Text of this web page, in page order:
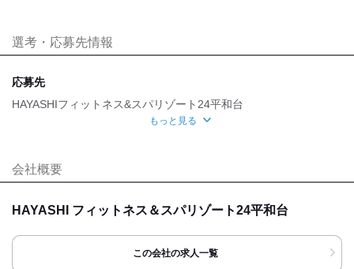
職場環境
髪自由
選考・応募先情報
応募先
HAYASHIフィットネス&スパリゾート24平和台
[最寄駅]
東京都 練馬区⁄平和台駅 (徒歩 5分)ほか
[住所]
アクセス詳細を見る
もっと見る
会社概要
HAYASHI フィットネス＆スパリゾート24平和台
この会社の求人一覧